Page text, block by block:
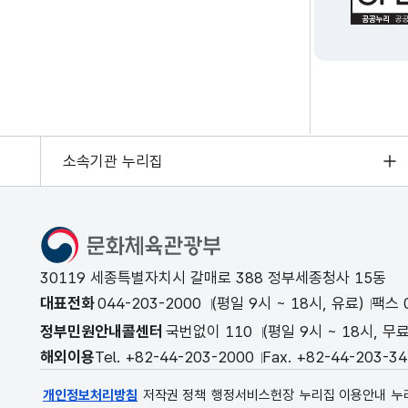
소속기관 누리집
문화체육관광부
30119 세종특별자치시 갈매로 388 정부세종청사 15동
대표전화044-203-2000 (평일 9시 ~ 18시, 유료) 팩스
정부민원안내콜센터 국번없이 110
(평일 9시 ~ 18시, 무
해외이용Tel. +82-44-203-2000 Fax. +82-44-203-
개인정보처리방침 저작권 정책 행정서비스헌장 누리집 이용안내 누